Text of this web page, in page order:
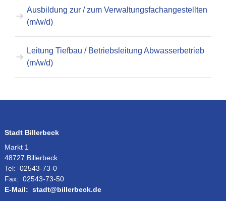
Ausbildung zur / zum Verwaltungsfachangestellten
(m/w/d)
Leitung Tiefbau / Betriebsleitung Abwasserbetrieb
(m/w/d)
Stadt Billerbeck
Markt 1
48727 Billerbeck
Tel: 02543-73-0
Fax: 02543-73-50
E-Mail: stadt@billerbeck.de